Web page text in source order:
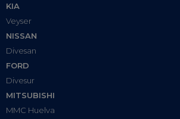
KIA
Veyser
NISSAN
Divesan
FORD
Divesur
MITSUBISHI
MMC Huelva